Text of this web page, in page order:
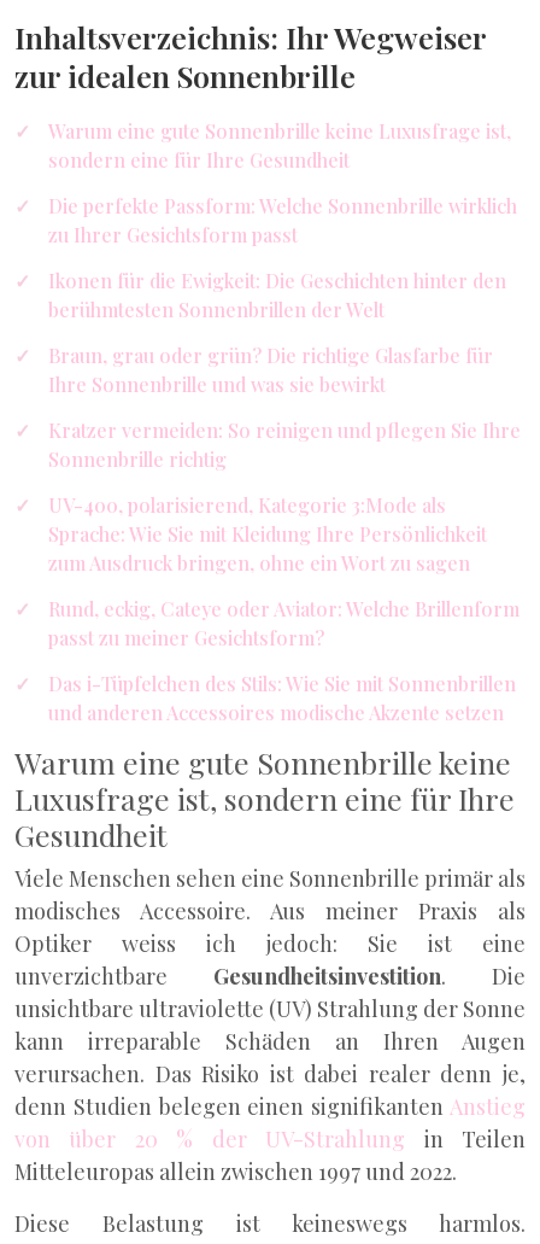
Inhaltsverzeichnis: Ihr Wegweiser
zur idealen Sonnenbrille
Warum eine gute Sonnenbrille keine Luxusfrage ist,
sondern eine für Ihre Gesundheit
Die perfekte Passform: Welche Sonnenbrille wirklich
zu Ihrer Gesichtsform passt
Ikonen für die Ewigkeit: Die Geschichten hinter den
berühmtesten Sonnenbrillen der Welt
Braun, grau oder grün? Die richtige Glasfarbe für
Ihre Sonnenbrille und was sie bewirkt
Kratzer vermeiden: So reinigen und pflegen Sie Ihre
Sonnenbrille richtig
UV-400, polarisierend, Kategorie 3:Mode als
Sprache: Wie Sie mit Kleidung Ihre Persönlichkeit
zum Ausdruck bringen, ohne ein Wort zu sagen
Rund, eckig, Cateye oder Aviator: Welche Brillenform
passt zu meiner Gesichtsform?
Das i-Tüpfelchen des Stils: Wie Sie mit Sonnenbrillen
und anderen Accessoires modische Akzente setzen
Warum eine gute Sonnenbrille keine
Luxusfrage ist, sondern eine für Ihre
Gesundheit
Viele Menschen sehen eine Sonnenbrille primär als
modisches Accessoire. Aus meiner Praxis als
Optiker weiss ich jedoch: Sie ist eine
unverzichtbare Gesundheitsinvestition. Die
unsichtbare ultraviolette (UV) Strahlung der Sonne
kann irreparable Schäden an Ihren Augen
verursachen. Das Risiko ist dabei realer denn je,
denn Studien belegen einen signifikanten Anstieg
von über 20 % der UV-Strahlung in Teilen
Mitteleuropas allein zwischen 1997 und 2022.
Diese Belastung ist keineswegs harmlos.